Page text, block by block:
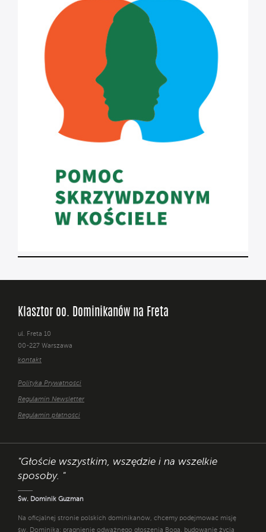
Klasztor oo. Dominikanów na Freta
ul. Freta 10
00-227 Warszawa
kontakt
Polityka Prywatności
Regulamin Newsletter
Regulamin płatności
"Głoście wszystkim, wszędzie i na wszelkie
sposoby. "
Św. Dominik Guzman
Na oficjalnej stronie polskich dominikanów, chcemy podejmować misję
św. Dominika: pragnienie odważnego głoszenia Boga, budowanie życia